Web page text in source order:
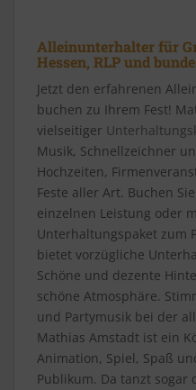
Alleinunterhalter für
Hessen, RLP und
Jetzt den erfahrenen
buchen zu Ihrem Fest!
vielseitiger
Musik, Schnellzeichner
Hochzeiten,
Feste aller Art. Buchen
einzelnen Leistung oder
Unterhaltungspaket zum
bietet vorzügliche
Schöne und dezente
schöne Atmosphäre.
und Partymusik bei der
Mathias Amstadt ist ein
Animation, Spiel, Spaß
Publikum. Da tanzt sogar